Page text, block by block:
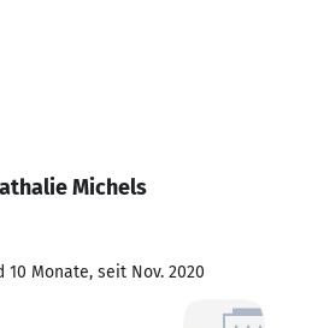
Michels
10 Monate, seit Nov. 2020